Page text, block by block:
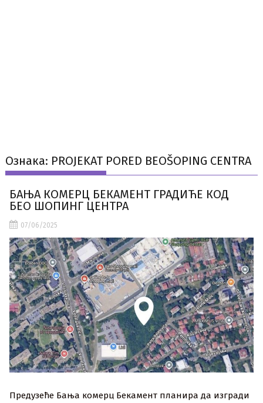
Ознака: PROJEKAT PORED BEOŠOPING CENTRA
БАЊА КОМЕРЦ БЕКАМЕНТ ГРАДИЋЕ КОД
БЕО ШОПИНГ ЦЕНТРА
07/06/2025
Предузеће Бања комерц Бекамент планира да изгради